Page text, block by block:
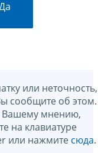
или неточность,
сообщите об этом.
Вашему мнению,
на клавиатуре
или нажмите сюда.